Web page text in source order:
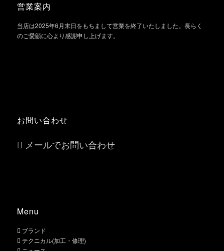
営業案内
当店は2025年6月末日をもちまして営業を終了いたしました。長らく
のご愛顧に心より感謝申し上げます。
お問い合わせ
メールでお問い合わせ
Menu
ブランド
テクニカル(加工・修理)